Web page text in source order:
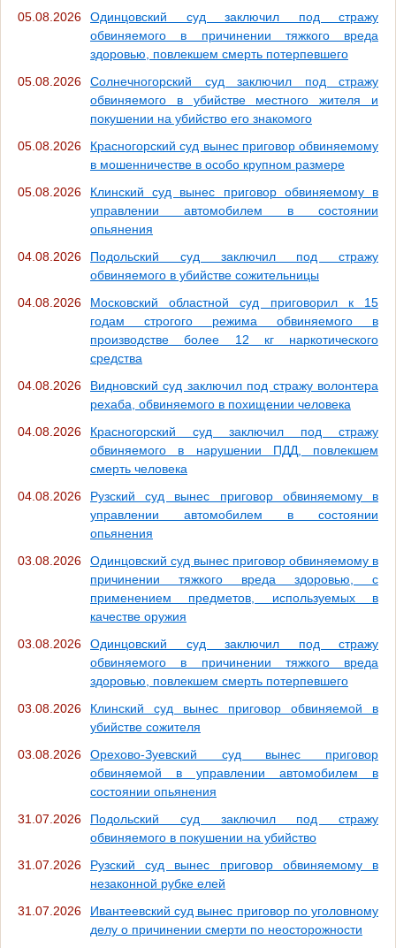
05.08.2026
Одинцовский суд заключил под стражу
обвиняемого в причинении тяжкого вреда
здоровью, повлекшем смерть потерпевшего
05.08.2026
Солнечногорский суд заключил под стражу
обвиняемого в убийстве местного жителя и
покушении на убийство его знакомого
05.08.2026
Красногорский суд вынес приговор обвиняемому
в мошенничестве в особо крупном размере
05.08.2026
Клинский суд вынес приговор обвиняемому в
управлении автомобилем в состоянии
опьянения
04.08.2026
Подольский суд заключил под стражу
обвиняемого в убийстве сожительницы
04.08.2026
Московский областной суд приговорил к 15
годам строгого режима обвиняемого в
производстве более 12 кг наркотического
средства
04.08.2026
Видновский суд заключил под стражу волонтера
рехаба, обвиняемого в похищении человека
04.08.2026
Красногорский суд заключил под стражу
обвиняемого в нарушении ПДД, повлекшем
смерть человека
04.08.2026
Рузский суд вынес приговор обвиняемому в
управлении автомобилем в состоянии
опьянения
03.08.2026
Одинцовский суд вынес приговор обвиняемому в
причинении тяжкого вреда здоровью, с
применением предметов, используемых в
качестве оружия
03.08.2026
Одинцовский суд заключил под стражу
обвиняемого в причинении тяжкого вреда
здоровью, повлекшем смерть потерпевшего
03.08.2026
Клинский суд вынес приговор обвиняемой в
убийстве сожителя
03.08.2026
Орехово-Зуевский суд вынес приговор
обвиняемой в управлении автомобилем в
состоянии опьянения
31.07.2026
Подольский суд заключил под стражу
обвиняемого в покушении на убийство
31.07.2026
Рузский суд вынес приговор обвиняемому в
незаконной рубке елей
31.07.2026
Ивантеевский суд вынес приговор по уголовному
делу о причинении смерти по неосторожности